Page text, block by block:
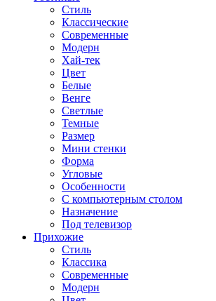
Стиль
Классические
Современные
Модерн
Хай-тек
Цвет
Белые
Венге
Светлые
Темные
Размер
Мини стенки
Форма
Угловые
Особенности
С компьютерным столом
Назначение
Под телевизор
Прихожие
Стиль
Классика
Современные
Модерн